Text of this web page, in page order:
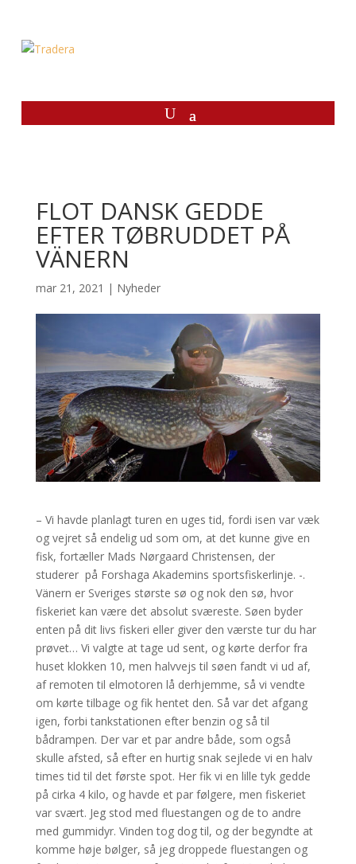
FLOT DANSK GEDDE
EFTER TØBRUDDET PÅ
VÄNERN
mar 21, 2021 | Nyheder
– Vi havde planlagt turen en uges tid, fordi isen var væk
og vejret så endelig ud som om, at det kunne give en
fisk, fortæller Mads Nørgaard Christensen, der
studerer på Forshaga Akademins sportsfiskerlinje. -.
Vänern er Sveriges største sø og nok den sø, hvor
fiskeriet kan være det absolut sværeste. Søen byder
enten på dit livs fiskeri eller giver den værste tur du har
prøvet… Vi valgte at tage ud sent, og kørte derfor fra
huset klokken 10, men halvvejs til søen fandt vi ud af,
af remoten til elmotoren lå derhjemme, så vi vendte
om kørte tilbage og fik hentet den. Så var det afgang
igen, forbi tankstationen efter benzin og så til
bådrampen. Der var et par andre både, som også
skulle afsted, så efter en hurtig snak sejlede vi en halv
times tid til det første spot. Her fik vi en lille tyk gedde
på cirka 4 kilo, og havde et par følgere, men fiskeriet
var svært. Jeg stod med fluestangen og de to andre
med gummidyr. Vinden tog dog til, og der begyndte at
komme høje bølger, så jeg droppede fluestangen og